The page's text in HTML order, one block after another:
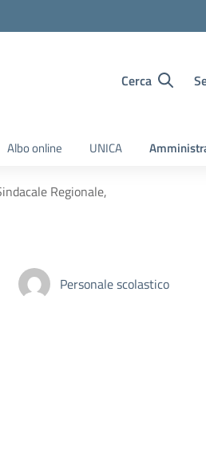
Cerca
Albo online UNICA
Regionale,
Personale scolastico